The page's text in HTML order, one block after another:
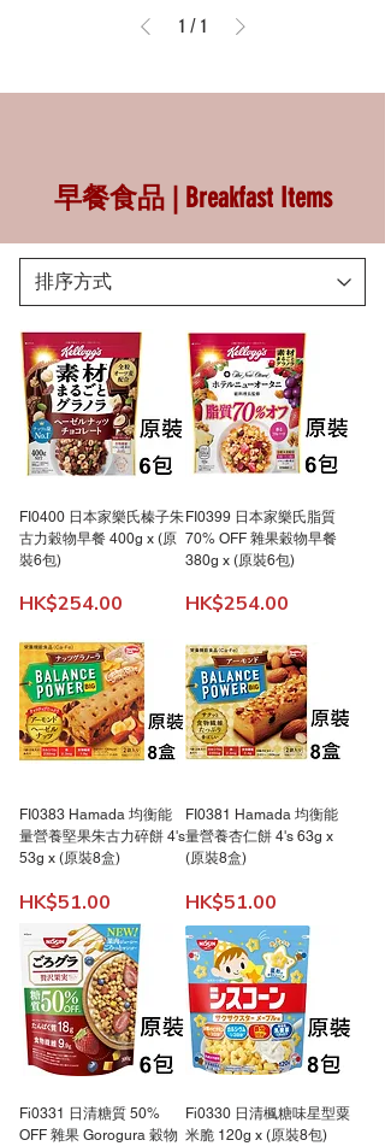
1 / 1
早餐食品 | Breakfast Items
FI0400 日本家樂氏榛子朱
古力穀物早餐 400g x (原
裝6包)
價格
HK$254.00
FI0399 日本家樂氏脂質
70% OFF 雜果穀物早餐
380g x (原裝6包)
價格
HK$254.00
FI0383 Hamada 均衡能
量營養堅果朱古力碎餅 4's
53g x (原裝8盒)
價格
HK$51.00
FI0381 Hamada 均衡能
量營養杏仁餅 4's 63g x
(原裝8盒)
價格
HK$51.00
Fi0331 日清糖質 50%
OFF 雜果 Gorogura 穀物
Fi0330 日清楓糖味星型粟
米脆 120g x (原裝8包)